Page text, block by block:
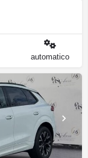
automatico